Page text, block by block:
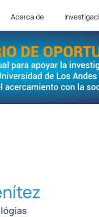
Acerca de